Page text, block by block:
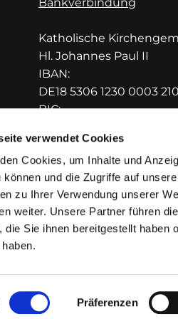
verwendet Cookies
Cookies, um Inhalte und
können und die Zugriffe auf
zu Ihrer Verwendung unserer
weiter. Unsere Partner führen
die Sie ihnen bereitgestellt haben
Präferenzen
Katholische
Hl. Johannes Paul II
IBAN:
DE18 5306 1230 0003
BIC:
Impressum